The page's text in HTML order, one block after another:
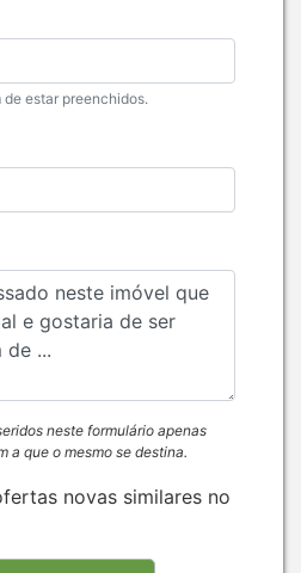
estar preenchidos.
neste formulário apenas
a que o mesmo se destina.
novas similares no